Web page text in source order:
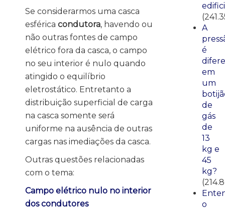
Se considerarmos uma casca
esférica condutora, havendo ou
não outras fontes de campo
elétrico fora da casca, o campo
no seu interior é nulo quando
atingido o equilíbrio
eletrostático. Entretanto a
distribuição superficial de carga
na casca somente será
uniforme na ausência de outras
cargas nas imediações da casca.
Outras questões relacionadas
com o tema:
Campo elétrico nulo no interior
dos condutores
A
é
em
um
de
gás
de
13
kg e
45
kg?
o